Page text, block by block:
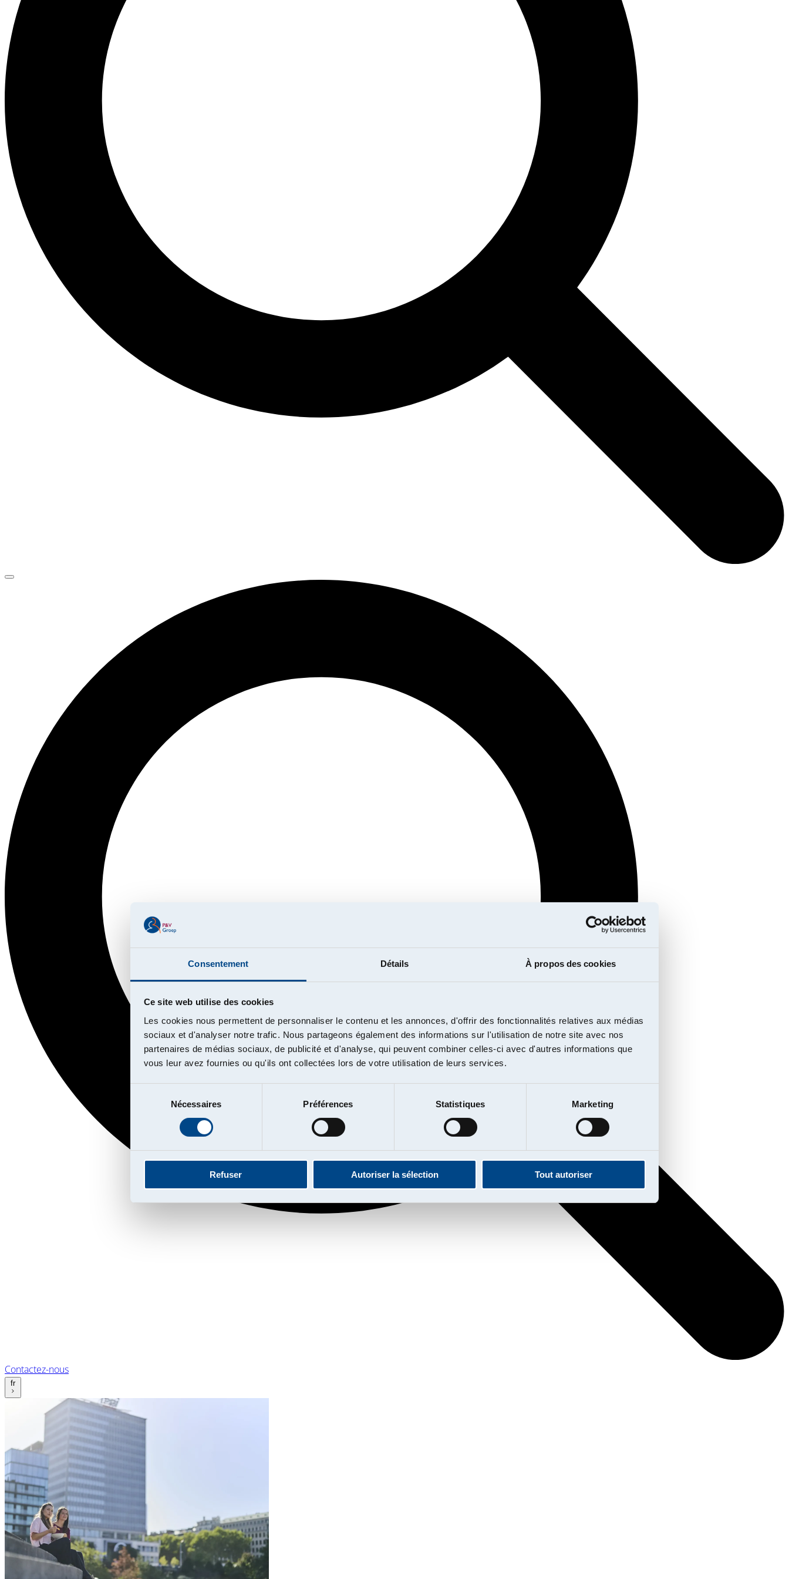
Consentement Détails À propos des cookies
Ce site web utilise des cookies
Les cookies nous permettent de personnaliser le contenu et les annonces, d'offrir des fonctionnalités relatives aux médias
sociaux et d'analyser notre trafic. Nous partageons également des informations sur l'utilisation de notre site avec nos
partenaires de médias sociaux, de publicité et d'analyse, qui peuvent combiner celles-ci avec d'autres informations que
vous leur avez fournies ou qu'ils ont collectées lors de votre utilisation de leurs services.
consentement
Nécessaires Préférences Statistiques Marketing
Refuser Autoriser la sélection Tout autoriser
Contactez-nous
fr